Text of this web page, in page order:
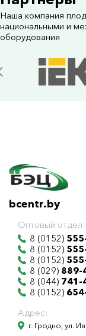
Наша компания
национальными и
оборудования
bcentr.by
Оптовый отдел:
8 (0152)
8 (0152)
8 (0152)
8 (029) 889-
8 (044) 741-
8 (0152)
Адрес:
г. Гродно, ул.